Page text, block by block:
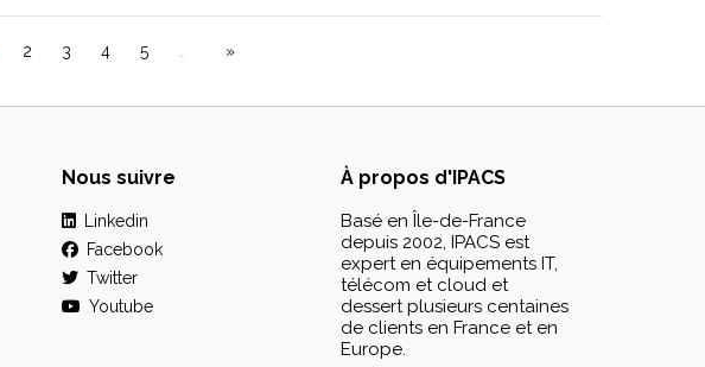
2 3 4 5
Nous suivre
Linkedin
Facebook
Twitter
Youtube
À propos d'IPACS
Basé en Île-de-France
depuis 2002, IPACS est
expert en équipements IT,
télécom et cloud et
dessert plusieurs centaines
de clients en France et en
Europe.